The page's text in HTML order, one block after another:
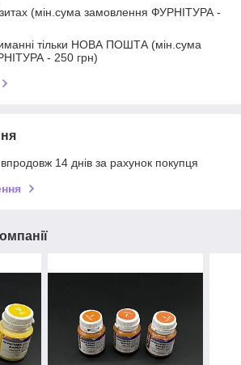
(мін.сума замовлення ФУРНІТУРА -
тільки НОВА ПОШТА (мін.сума
- 250 грн)
14 днів за рахунок покупця